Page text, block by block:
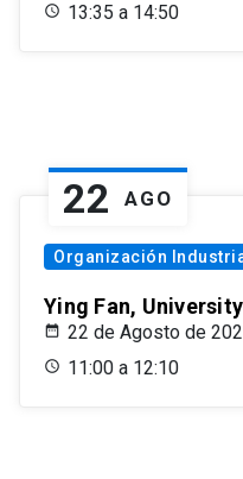
13:35 a 14:50
22 AGO
Organización
Ying Fan,
22 de Agosto de
11:00 a 12:10